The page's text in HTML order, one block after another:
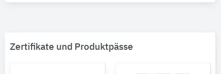
Zertifikate und Produktpässe